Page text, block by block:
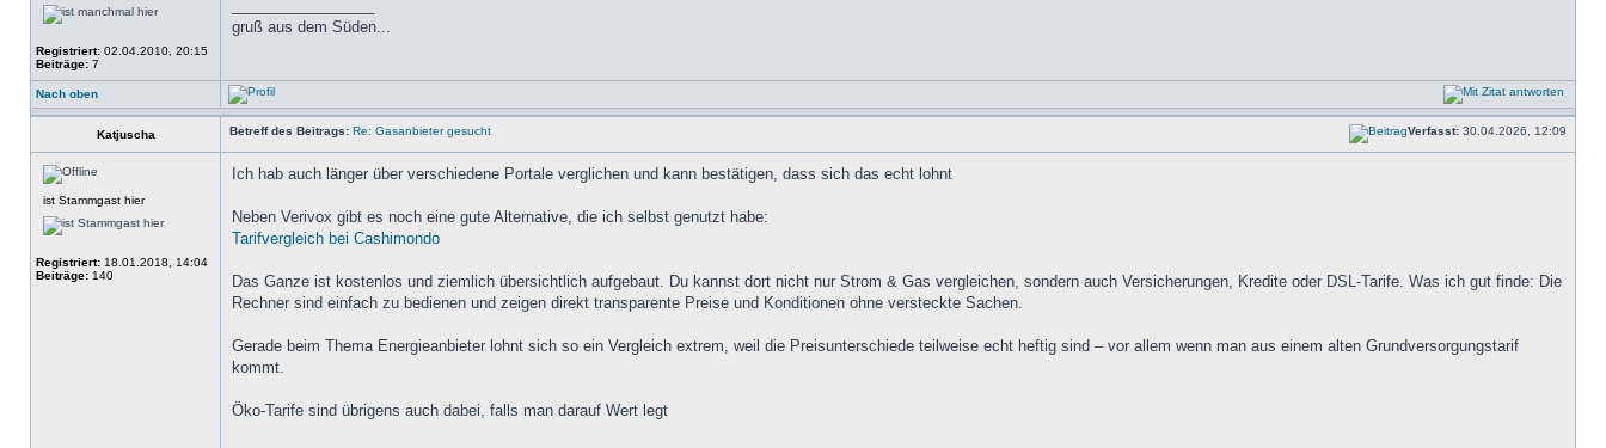
Registriert: 02.04.2010, 20:15
Beiträge: 7
gruß aus dem Süden...
Nach oben
Katjuscha Betreff des Beitrags: Re: Gasanbieter gesucht Verfasst: 30.04.2026, 12:09
ist Stammgast hier
Registriert: 18.01.2018, 14:04
Beiträge: 140
Ich hab auch länger über verschiedene Portale verglichen und kann bestätigen, dass sich das echt lohnt
Neben Verivox gibt es noch eine gute Alternative, die ich selbst genutzt habe:
Tarifvergleich bei Cashimondo
Das Ganze ist kostenlos und ziemlich übersichtlich aufgebaut. Du kannst dort nicht nur Strom & Gas vergleichen, sondern auch Versicherungen, Kredite oder DSL-Tarife. Was ich gut finde: Die
Rechner sind einfach zu bedienen und zeigen direkt transparente Preise und Konditionen ohne versteckte Sachen.
Gerade beim Thema Energieanbieter lohnt sich so ein Vergleich extrem, weil die Preisunterschiede teilweise echt heftig sind – vor allem wenn man aus einem alten Grundversorgungstarif
kommt.
Öko-Tarife sind übrigens auch dabei, falls man darauf Wert legt